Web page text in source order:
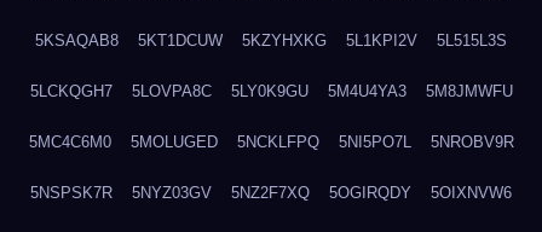
5KSAQAB8 5KT1DCUW 5KZYHXKG 5L1KPI2V 5L515L3S
5LCKQGH7 5LOVPA8C 5LY0K9GU 5M4U4YA3 5M8JMWFU
5MC4C6M0 5MOLUGED 5NCKLFPQ 5NI5PO7L 5NROBV9R
5NSPSK7R 5NYZ03GV 5NZ2F7XQ 5OGIRQDY 5OIXNVW6